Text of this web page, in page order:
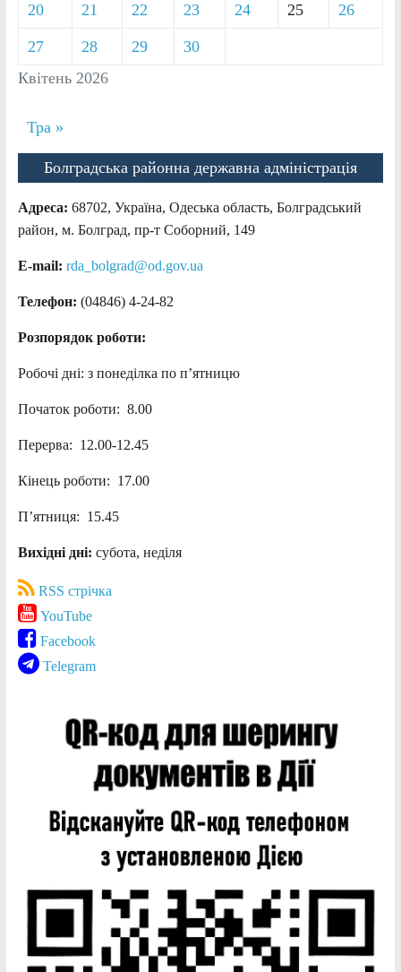
Квітень 2026
20 21 22 23 24 25 26
27 28 29 30
Тра »
Болградська районна державна адміністрація
Адреса: 68702, Україна, Одеська область, Болградський
район, м. Болград, пр-т Соборний, 149
E-mail: rda_bolgrad@od.gov.ua
Телефон: (04846) 4-24-82
Розпорядок роботи:
Робочі дні: з понеділка по п’ятницю
Початок роботи: 8.00
Перерва: 12.00-12.45
Кінець роботи: 17.00
П’ятниця: 15.45
Вихідні дні: субота, неділя
RSS стрічка
YouTube
Facebook
Telegram